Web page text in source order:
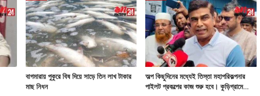
বাগমারায় পুকুরে বিষ দিয়ে সাড়ে তিন লাখ টাকার
মাছ নিধন
অল্প কিছুদিনের মধ্যেই তিস্তা মহাপরিকল্পনার
পাইলট প্রকল্পের কাজ শুরু হবে। কুড়িগ্রামে…